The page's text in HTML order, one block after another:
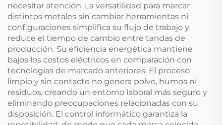
necesitar atención. La versatilidad para marcar
distintos metales sin cambiar herramientas ni
configuraciones simplifica su flujo de trabajo y
reduce el tiempo de cambio entre tandas de
producción. Su eficiencia energética mantiene
bajos los costos eléctricos en comparación con
tecnologías de marcado anteriores. El proceso
limpio y sin contacto no genera polvo, humos ni
residuos, creando un entorno laboral más seguro y
eliminando preocupaciones relacionadas con su
disposición. El control informático garantiza la